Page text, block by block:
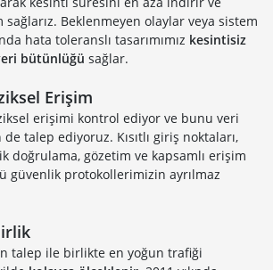
Beklenmeyen olaylar veya sistem
hata toleranslı tasarımımız kesintisiz
bütünlüğü sağlar.
Erişim
erişimi kontrol ediyor ve bunu veri
talep ediyoruz. Kısıtlı giriş noktaları,
doğrulama, gözetim ve kapsamlı erişim
güvenlik protokollerimizin ayrılmaz
talep ile birlikte en yoğun trafiği